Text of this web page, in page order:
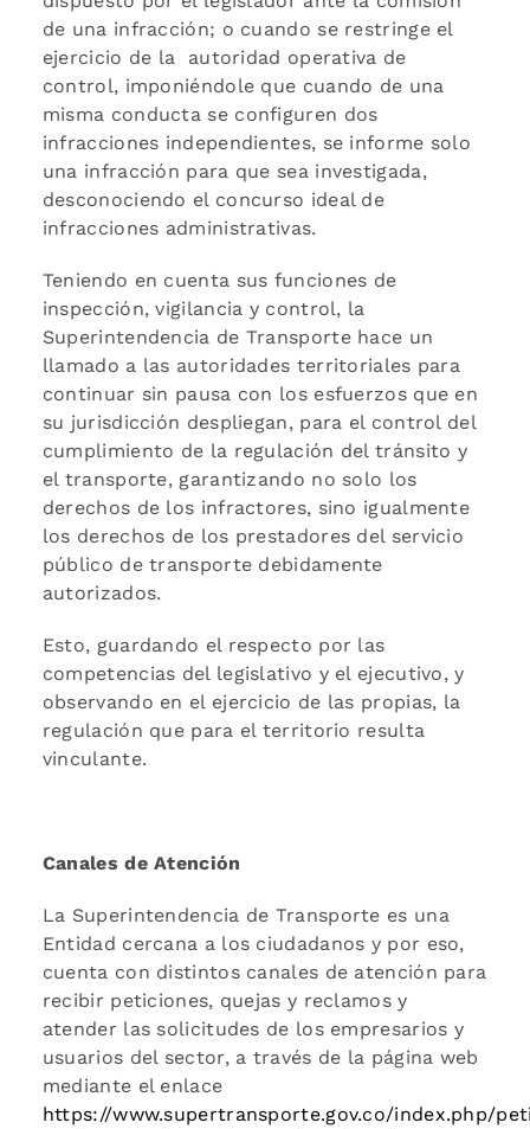
de una infracción; o cuando se restringe el
ejercicio de la autoridad operativa de
control, imponiéndole que cuando de una
misma conducta se configuren dos
infracciones independientes, se informe solo
una infracción para que sea investigada,
desconociendo el concurso ideal de
infracciones administrativas.
Teniendo en cuenta sus funciones de
inspección, vigilancia y control, la
Superintendencia de Transporte hace un
llamado a las autoridades territoriales para
continuar sin pausa con los esfuerzos que en
su jurisdicción despliegan, para el control del
cumplimiento de la regulación del tránsito y
el transporte, garantizando no solo los
derechos de los infractores, sino igualmente
los derechos de los prestadores del servicio
público de transporte debidamente
autorizados.
Esto, guardando el respecto por las
competencias del legislativo y el ejecutivo, y
observando en el ejercicio de las propias, la
regulación que para el territorio resulta
vinculante.
Canales de Atención
La Superintendencia de Transporte es una
Entidad cercana a los ciudadanos y por eso,
cuenta con distintos canales de atención para
recibir peticiones, quejas y reclamos y
atender las solicitudes de los empresarios y
usuarios del sector, a través de la página web
mediante el enlace
https://www.supertransporte.gov.co/index.php/